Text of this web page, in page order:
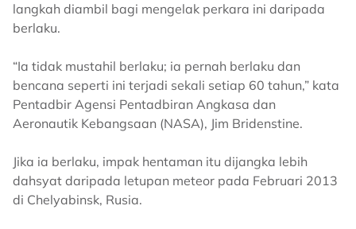
langkah diambil bagi mengelak perkara ini daripada
berlaku.
“Ia tidak mustahil berlaku; ia pernah berlaku dan
bencana seperti ini terjadi sekali setiap 60 tahun,” kata
Pentadbir Agensi Pentadbiran Angkasa dan
Aeronautik Kebangsaan (NASA), Jim Bridenstine.
Jika ia berlaku, impak hentaman itu dijangka lebih
dahsyat daripada letupan meteor pada Februari 2013
di Chelyabinsk, Rusia.